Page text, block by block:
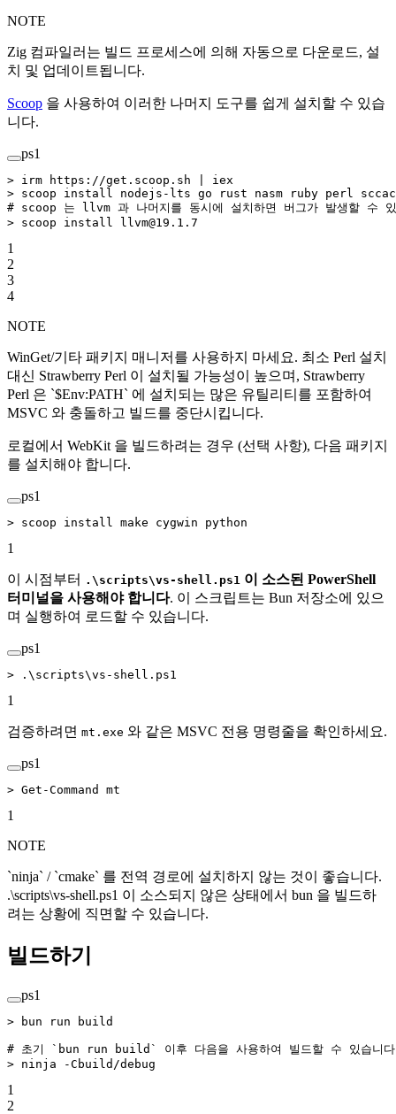
NOTE
Zig 컴파일러는 빌드 프로세스에 의해 자동으로 다운로드, 설
치 및 업데이트됩니다.
Scoop 을 사용하여 이러한 나머지 도구를 쉽게 설치할 수 있습
니다.
ps1
> irm https: //get.scoop.sh
iex
> scoop install nodejs - lts go rust nasm ruby perl
# scoop 는 llvm 과 나머지를 동시에 설치하면 버그가 발생할 수 있
> scoop install llvm@19.1.7
1
2
3
4
NOTE
WinGet/기타 패키지 매니저를 사용하지 마세요. 최소 Perl 설치
대신 Strawberry Perl 이 설치될 가능성이 높으며, Strawberry
Perl 은 `$Env:PATH` 에 설치되는 많은 유틸리티를 포함하여
MSVC 와 충돌하고 빌드를 중단시킵니다.
로컬에서 WebKit 을 빌드하려는 경우 (선택 사항), 다음 패키지
를 설치해야 합니다.
ps1
> scoop install make cygwin python
1
이 시점부터 .\scripts\vs-shell.ps1 이 소스된 PowerShell
터미널을 사용해야 합니다. 이 스크립트는 Bun 저장소에 있으
며 실행하여 로드할 수 있습니다.
ps1
> .\scripts\vs - shell.ps1
1
검증하려면 mt.exe 와 같은 MSVC 전용 명령줄을 확인하세요.
ps1
> Get-Command mt
1
NOTE
`ninja` / `cmake` 를 전역 경로에 설치하지 않는 것이 좋습니다.
.\scripts\vs-shell.ps1 이 소스되지 않은 상태에서 bun 을 빌드하
려는 상황에 직면할 수 있습니다.
빌드하기
ps1
> bun run build
# 초기 `bun run build` 이후 다음을 사용하여 빌드할 수 있습니다
> ninja -Cbuild /debug
1
2